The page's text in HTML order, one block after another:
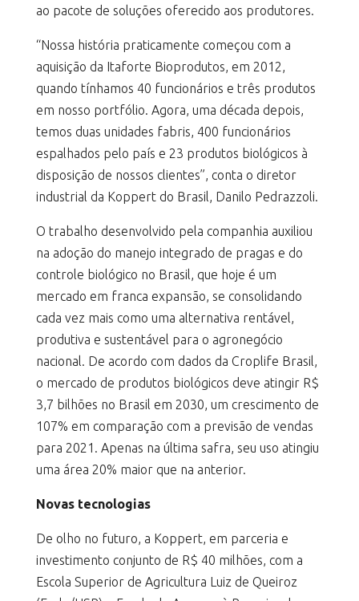
ao pacote de soluções oferecido aos produtores.
“Nossa história praticamente começou com a
aquisição da Itaforte Bioprodutos, em 2012,
quando tínhamos 40 funcionários e três produtos
em nosso portfólio. Agora, uma década depois,
temos duas unidades fabris, 400 funcionários
espalhados pelo país e 23 produtos biológicos à
disposição de nossos clientes”, conta o diretor
industrial da Koppert do Brasil, Danilo Pedrazzoli.
O trabalho desenvolvido pela companhia auxiliou
na adoção do manejo integrado de pragas e do
controle biológico no Brasil, que hoje é um
mercado em franca expansão, se consolidando
cada vez mais como uma alternativa rentável,
produtiva e sustentável para o agronegócio
nacional. De acordo com dados da Croplife Brasil,
o mercado de produtos biológicos deve atingir R$
3,7 bilhões no Brasil em 2030, um crescimento de
107% em comparação com a previsão de vendas
para 2021. Apenas na última safra, seu uso atingiu
uma área 20% maior que na anterior.
Novas tecnologias
De olho no futuro, a Koppert, em parceria e
investimento conjunto de R$ 40 milhões, com a
Escola Superior de Agricultura Luiz de Queiroz